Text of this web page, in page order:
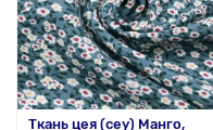
Ткань цея (cey) Манго,